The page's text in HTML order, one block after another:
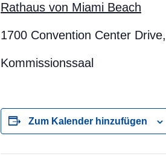
Rathaus von Miami Beach
1700 Convention Center
Kommissionssaal
Zum Kalender hinzufügen